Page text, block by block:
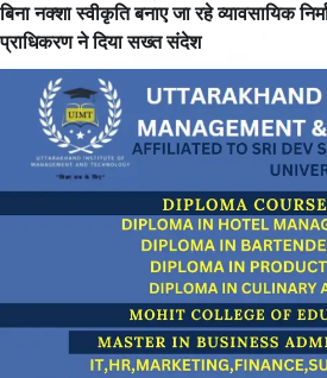
बिना नक्शा स्वीकृति बनाए जा रहे व्यावसायिक
प्राधिकरण ने दिया सख्त संदेश